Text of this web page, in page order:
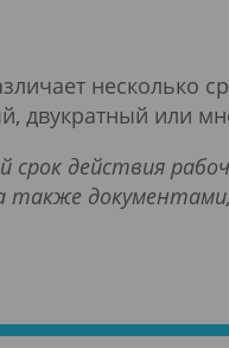
несколько
двукратный или
срок действия
также